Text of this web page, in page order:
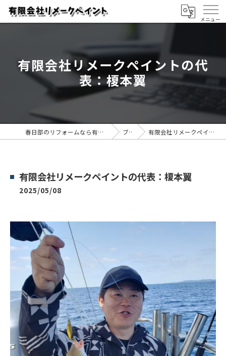
有限会社リメークペイントの代
表：榎本翼
春日部のリフォームなら有限会社リメークペイント ブログ 有限会社リメークペイントの代表：榎本翼
有限会社リメークペイントの代表：榎本翼
2025/05/08